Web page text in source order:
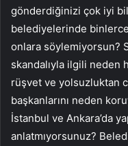
gönderdiğinizi çok iyi
belediyelerinde binlerce
onlara söylemiyorsun?
skandalıyla ilgili neden
rüşvet ve yolsuzluktan
başkanlarını neden
İstanbul ve Ankara’da
anlatmıyorsunuz?